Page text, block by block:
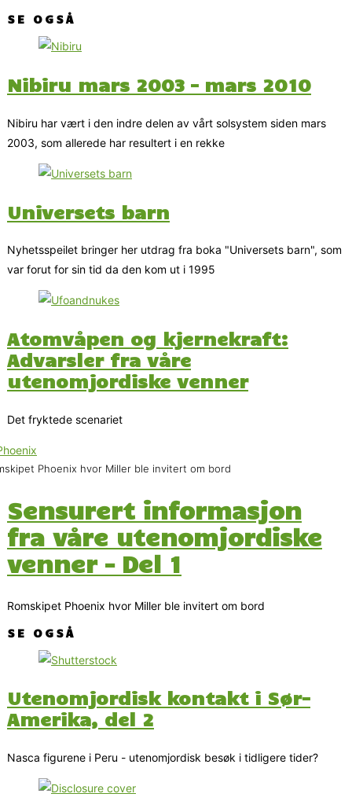
SE OGSÅ
Nibiru mars 2003 – mars 2010
Nibiru har vært i den indre delen av vårt solsystem siden mars
2003, som allerede har resultert i en rekke
Universets barn
Nyhetsspeilet bringer her utdrag fra boka "Universets barn", som
var forut for sin tid da den kom ut i 1995
Atomvåpen og kjernekraft:
Advarsler fra våre
utenomjordiske venner
Det fryktede scenariet
Phoenix hvor Miller ble invitert om bord
Sensurert informasjon
fra våre utenomjordiske
venner – Del 1
Romskipet Phoenix hvor Miller ble invitert om bord
SE OGSÅ
Utenomjordisk kontakt i Sør-
Amerika, del 2
Nasca figurene i Peru - utenomjordisk besøk i tidligere tider?